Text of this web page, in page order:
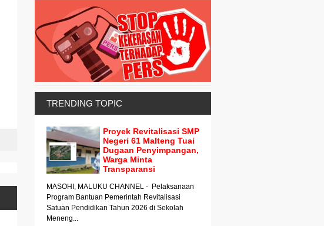
TRENDING TOPIC
Proyek Revitalisasi SMP
Negeri 61 Malteng Tuai
Dugaan Penyimpangan,
Warga Minta
Transparansi
MASOHI, MALUKU CHANNEL - Pelaksanaan
Program Bantuan Pemerintah Revitalisasi
Satuan Pendidikan Tahun 2026 di Sekolah
Meneng...